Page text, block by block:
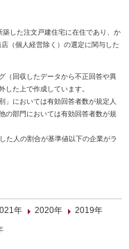
した注文戸建住宅に在住であり、か
（個人経営除く）の選定に関与した
（回収したデータから不正回答や異
した上で作成しています。
においては有効回答者数が規定人
の部門においては有効回答者数が規
た人の割合が基準値以下の企業がラ
年 2020年
2019年